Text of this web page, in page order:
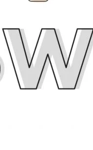
Won’t-have (No tendrá
4 Origen MoSCoW
método MoSCoWes una
utilidad principal del
herramienta que
para lanzar un